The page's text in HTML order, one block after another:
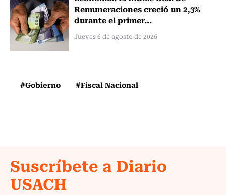
Remuneraciones creció un 2,3%
durante el primer...
Jueves 6 de agosto de 2026
#Gobierno #Fiscal Nacional